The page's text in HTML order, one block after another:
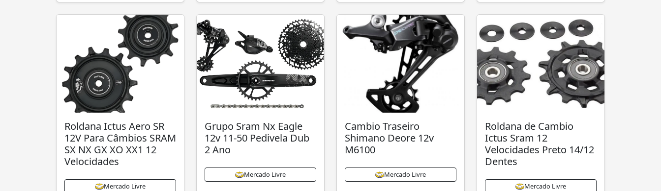
Roldana Ictus Aero SR
12V Para Câmbios SRAM
SX NX GX XO XX1 12
Velocidades
Mercado Livre
Grupo Sram Nx Eagle
12v 11-50 Pedivela Dub
2 Ano
Mercado Livre
Cambio Traseiro
Shimano Deore 12v
M6100
Mercado Livre
Roldana de Cambio
Ictus Sram 12
Velocidades Preto 14/12
Dentes
Mercado Livre